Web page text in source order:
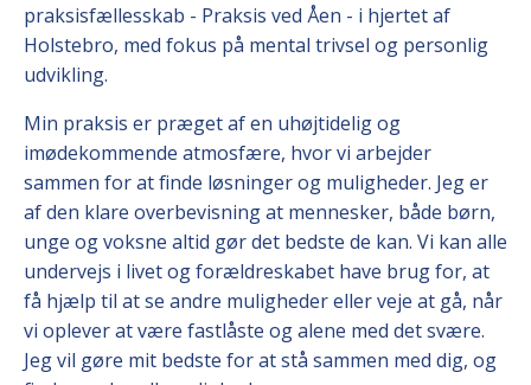
praksisfællesskab - Praksis ved Åen - i hjertet af
Holstebro, med fokus på mental trivsel og personlig
udvikling.
Min praksis er præget af en uhøjtidelig og
imødekommende atmosfære, hvor vi arbejder
sammen for at finde løsninger og muligheder. Jeg er
af den klare overbevisning at mennesker, både børn,
unge og voksne altid gør det bedste de kan. Vi kan alle
undervejs i livet og forældreskabet have brug for, at
få hjælp til at se andre muligheder eller veje at gå, når
vi oplever at være fastlåste og alene med det svære.
Jeg vil gøre mit bedste for at stå sammen med dig, og